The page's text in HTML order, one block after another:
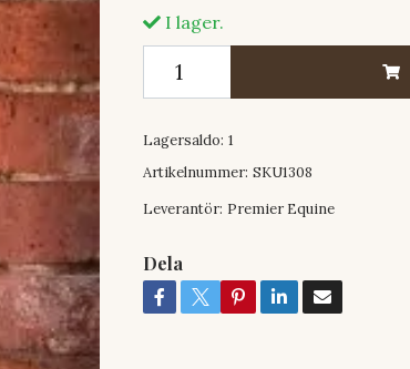
I lager.
Lagersaldo: 1
Artikelnummer: SKU1308
Leverantör: Premier Equine
Dela